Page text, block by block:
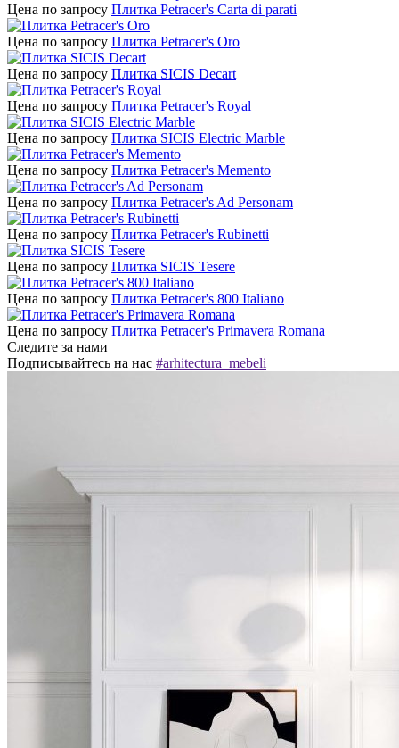
Цена по запросу Плитка Petracer's Carta di parati
Цена по запросу Плитка Petracer's Oro
Цена по запросу Плитка SICIS Decart
Цена по запросу Плитка Petracer's Royal
Цена по запросу Плитка SICIS Electric Marble
Цена по запросу Плитка Petracer's Memento
Цена по запросу Плитка Petracer's Ad Personam
Цена по запросу Плитка Petracer's Rubinetti
Цена по запросу Плитка SICIS Tesere
Цена по запросу Плитка Petracer's 800 Italiano
Цена по запросу Плитка Petracer's Primavera Romana
Следите за нами
Подписывайтесь на нас #arhitectura_mebeli